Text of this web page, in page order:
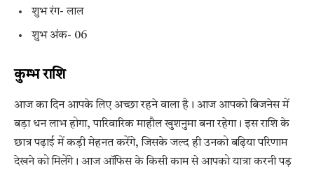
शुभ रंग- लाल
शुभ अंक- 06
कुम्भ राशि
आज का दिन आपके लिए अच्छा रहने वाला है। आज आपको बिजनेस में
बड़ा धन लाभ होगा, पारिवारिक माहौल खुशनुमा बना रहेगा। इस राशि के
छात्र पढ़ाई में कड़ी मेहनत करेंगे, जिसके जल्द ही उनको बढ़िया परिणाम
देखने को मिलेंगे। आज ऑफिस के किसी काम से आपको यात्रा करनी पड़